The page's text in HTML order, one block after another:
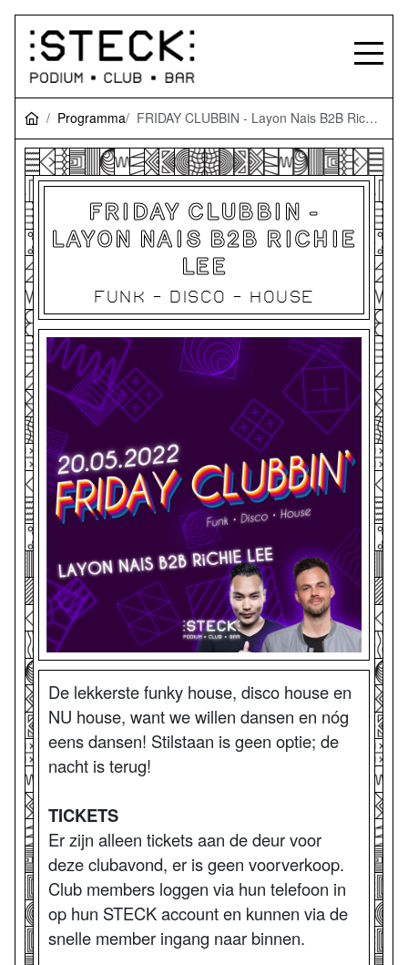
Programma FRIDAY CLUBBIN - Layon Nais B2B Richie Lee
FRIDAY CLUBBIN -
LAYON NAIS B2B RICHIE
LEE
FUNK - DISCO - HOUSE
De lekkerste funky house, disco house en
NU house, want we willen dansen en nóg
eens dansen! Stilstaan is geen optie; de
nacht is terug!
TICKETS
Er zijn alleen tickets aan de deur voor
deze clubavond, er is geen voorverkoop.
Club members loggen via hun telefoon in
op hun STECK account en kunnen via de
snelle member ingang naar binnen.